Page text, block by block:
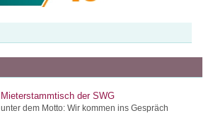
Mieterstammtisch der SWG
unter dem Motto: Wir kommen ins Gespräch